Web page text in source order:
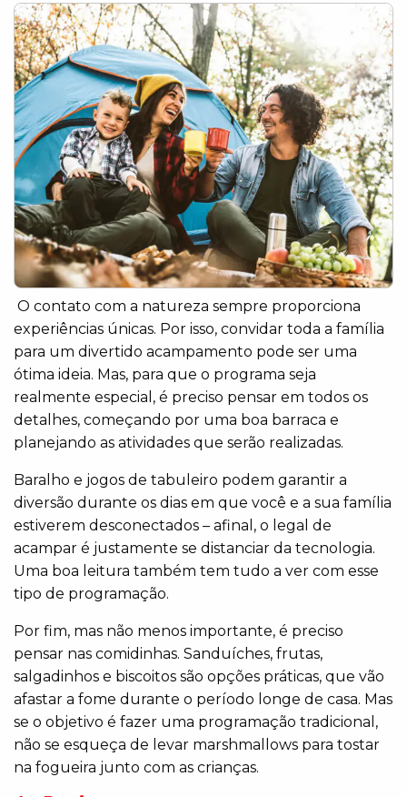
O contato com a natureza sempre proporciona
experiências únicas. Por isso, convidar toda a família
para um divertido acampamento pode ser uma
ótima ideia. Mas, para que o programa seja
realmente especial, é preciso pensar em todos os
detalhes, começando por uma boa barraca e
planejando as atividades que serão realizadas.
Baralho e jogos de tabuleiro podem garantir a
diversão durante os dias em que você e a sua família
estiverem desconectados – afinal, o legal de
acampar é justamente se distanciar da tecnologia.
Uma boa leitura também tem tudo a ver com esse
tipo de programação.
Por fim, mas não menos importante, é preciso
pensar nas comidinhas. Sanduíches, frutas,
salgadinhos e biscoitos são opções práticas, que vão
afastar a fome durante o período longe de casa. Mas
se o objetivo é fazer uma programação tradicional,
não se esqueça de levar marshmallows para tostar
na fogueira junto com as crianças.